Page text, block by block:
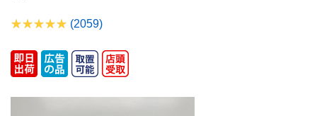
(2059)